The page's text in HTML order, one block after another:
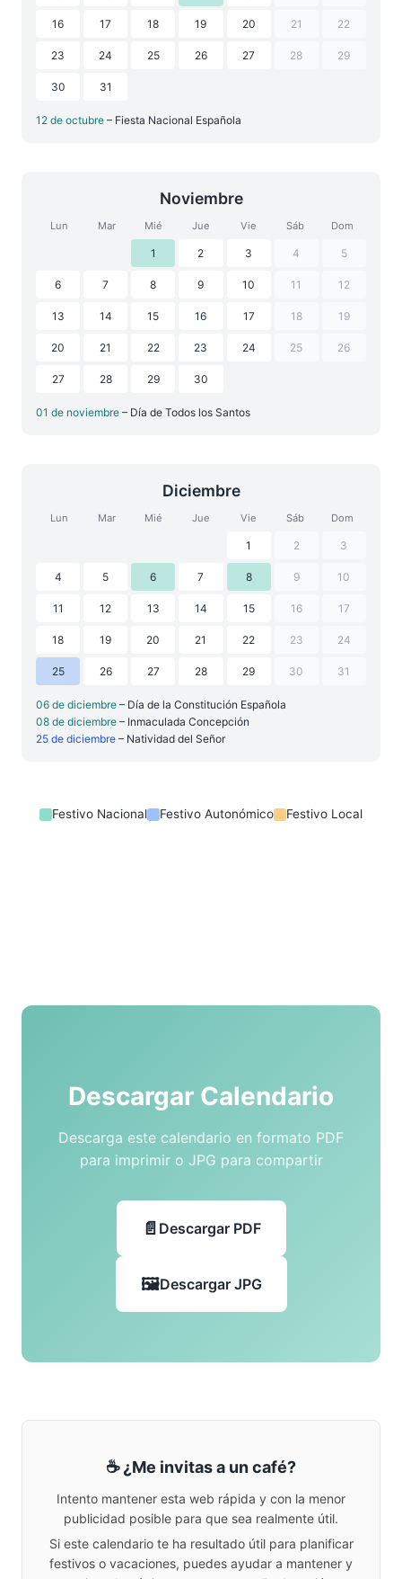
16 17 18 19 20 21 22
23 24 25 26 27 28 29
30 31
12 de octubre – Fiesta Nacional Española
Noviembre
Lun Mar Mié Jue Vie Sáb Dom
1 2 3 4 5
6 7 8 9 10 11 12
13 14 15 16 17 18 19
20 21 22 23 24 25 26
27 28 29 30
01 de noviembre – Día de Todos los Santos
Diciembre
Lun Mar Mié Jue Vie Sáb Dom
1 2 3
4 5 6 7 8 9 10
11 12 13 14 15 16 17
18 19 20 21 22 23 24
25 26 27 28 29 30 31
06 de diciembre – Día de la Constitución Española
08 de diciembre – Inmaculada Concepción
25 de diciembre – Natividad del Señor
Festivo Nacional Festivo Autonómico Festivo Local
Descargar Calendario
Descarga este calendario en formato PDF
para imprimir o JPG para compartir
Descargar PDF
Descargar JPG
☕ ¿Me invitas a un café?
Intento mantener esta web rápida y con la menor
publicidad posible para que sea realmente útil.
Si este calendario te ha resultado útil para planificar
festivos o vacaciones, puedes ayudar a mantener y